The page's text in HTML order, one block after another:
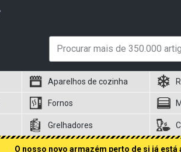
Aparelhos de cozinha
Fornos
Grelhadores
O nosso novo armazém perto de si já